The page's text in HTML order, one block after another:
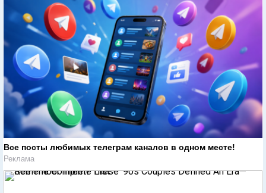
Все посты любимых телеграм каналов в одном месте!
Реклама